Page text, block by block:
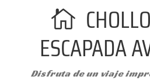
ESCAPADA
Disfruta de un viaje